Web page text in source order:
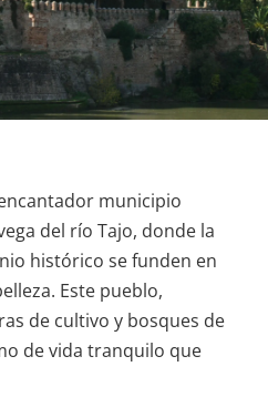
municipio
del río Tajo, donde la
histórico se funden en
Este pueblo,
de cultivo y bosques de
de vida tranquilo que